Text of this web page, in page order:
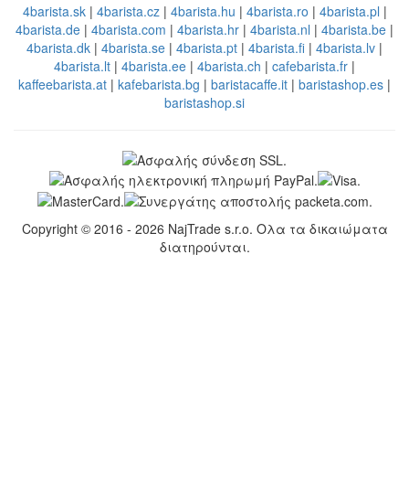
4barista.sk| 4barista.cz| 4barista.hu | 4barista.ro | 4barista.pl |
4barista.de | 4barista.com | 4barista.hr | 4barista.nl | 4barista.be |
4barista.dk | 4barista.se | 4barista.pt | 4barista.fi | 4barista.lv |
4barista.lt | 4barista.ee | 4barista.ch | cafebarista.fr |
kaffeebarista.at | kafebarista.bg | baristacaffe.it | baristashop.es |
baristashop.si
Copyright © 2016 - 2026 NajTrade s.r.o. Ολα τα δικαιώματα
διατηρούνται.